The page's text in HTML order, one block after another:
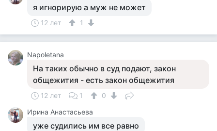
я игнорирую а муж не может
12 лет 1
Napoletana
На таких обычно в суд подают, закон
общежития - есть закон общежития
12 лет 1
0
Ирина Анастасьева
уже судились им все равно